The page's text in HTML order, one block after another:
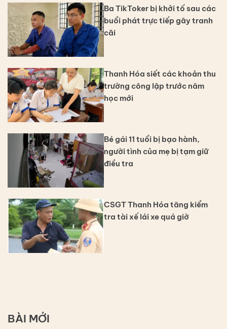
Ba TikToker bị khởi tố sau các
buổi phát trực tiếp gây tranh
cãi
Thanh Hóa siết các khoản thu
trường công lập trước năm
học mới
Bé gái 11 tuổi bị bạo hành,
người tình của mẹ bị tạm giữ
điều tra
CSGT Thanh Hóa tăng kiểm
tra tài xế lái xe quá giờ
BÀI MỚI